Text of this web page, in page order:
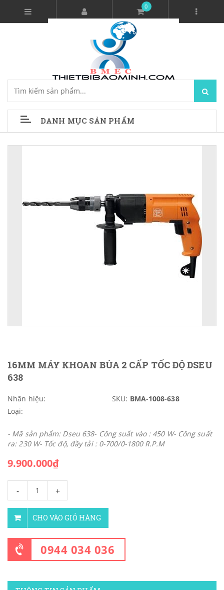
0
DANH MỤC SẢN PHẨM
16MM MÁY KHOAN BÚA 2 CẤP TỐC ĐỘ DSEU
638
Nhãn hiệu: SKU: BMA-1008-638
Loại:
- Mã sản phẩm: Dseu 638- Công suất vào : 450 W- Công suất
ra: 230 W- Tốc độ, đầy tải : 0-700/0-1800 R.P.M
9.900.000₫
- +
CHO VÀO GIỎ HÀNG
0944 034 036